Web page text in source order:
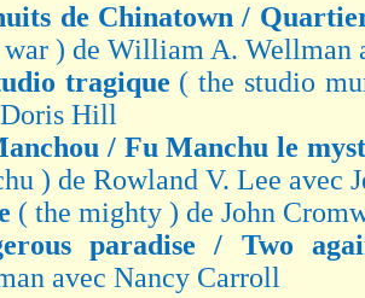
de Chinatown /
war ) de William A. Wellman
tragique ( the studio
Hill
/ Fu Manchu le
) de Rowland V. Lee avec
( the mighty ) de John
paradise / Two
avec Nancy Carroll